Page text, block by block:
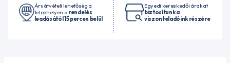
Áruátvételi lehetőség a
telephelyen a rendelés
leadásától 15 percen belül
Egyedi kereskedői árakat
biztosítunk a
viszonteladóink részére